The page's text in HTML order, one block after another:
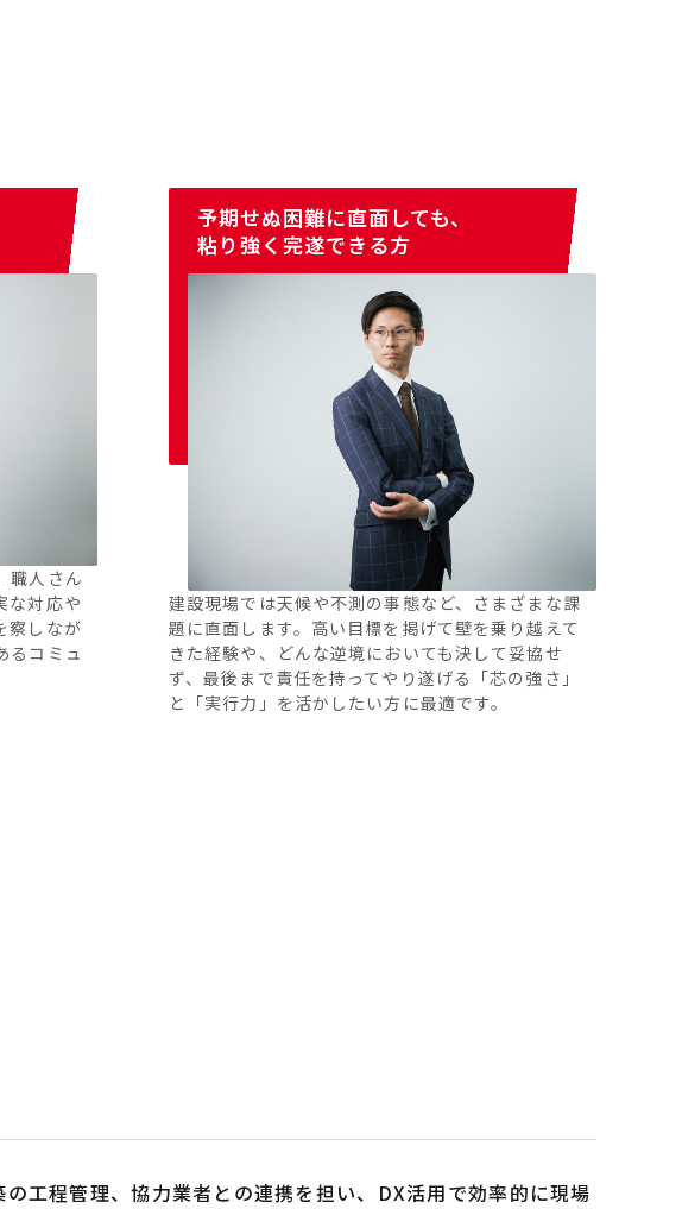
職人さん
な対応や
察しなが
るコミュ
予期せぬ困難に直面しても、
粘り強く完遂できる方
建設現場では天候や不測の事態など、さまざまな課
題に直面します。高い目標を掲げて壁を乗り越えて
きた経験や、どんな逆境においても決して妥協せ
ず、最後まで責任を持ってやり遂げる「芯の強さ」
と「実行力」を活かしたい方に最適です。
工程管理、協力業者との連携を担い、DX活用で効率的に現場